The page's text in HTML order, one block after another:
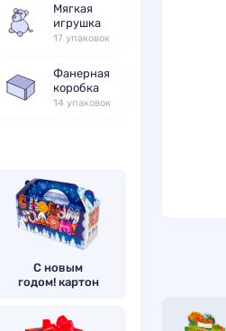
Мягкая
игрушка
17 упаковок
Фанерная
коробка
14 упаковок
С новым
годом! картон